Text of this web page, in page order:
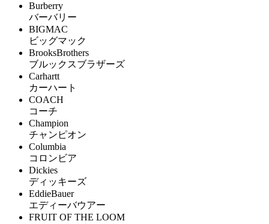
Burberry
バーバリー
BIGMAC
ビッグマック
BrooksBrothers
ブルックスブラザーズ
Carhartt
カーハート
COACH
コーチ
Champion
チャンピオン
Columbia
コロンビア
Dickies
ディッキーズ
EddieBauer
エディーバウアー
FRUIT OF THE LOOM